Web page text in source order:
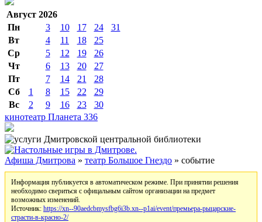
Август 2026
Пн
3 10 17 24
31
Вт
4 11 18
25
Ср
5 12 19
26
Чт
6 13 20
27
Пт
7 14 21
28
Сб
1 8 15 22
29
Вс
2 9 16 23
30
кинотеатр Планета 336
Афиша Дмитрова » театр Большое Гнездо » событие
Информация публикуется в автоматическом режиме. При принятии решения
необходимо свериться с офицальным сайтом организации на предмет
возможных изменений.
Источник: https://xn--90aedcbmysfbg6i3b.xn--p1ai/event/премьера-рыцарские-
страсти-в-красно-2/